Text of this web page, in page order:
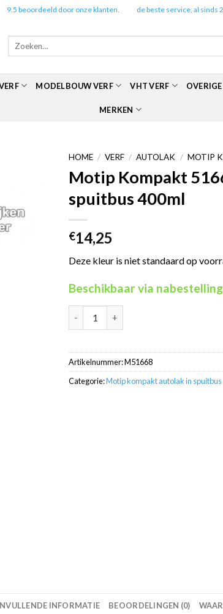
9.5 beoordeeld door onze klanten. de beste service, al sinds
Zoeken
MODELBOUW VERF VHT VERF
MERKEN
HOME / VERF / AUTOLAK / MOTIP
Motip Kompakt
spuitbus 400ml
€14,25
Deze kleur is niet standaard op
Beschikbaar via nabestelling
Artikelnummer:M51668
Categorie:Motip kompakt autolak in spuitbus
INFORMATIE BEOORDELINGEN (0)